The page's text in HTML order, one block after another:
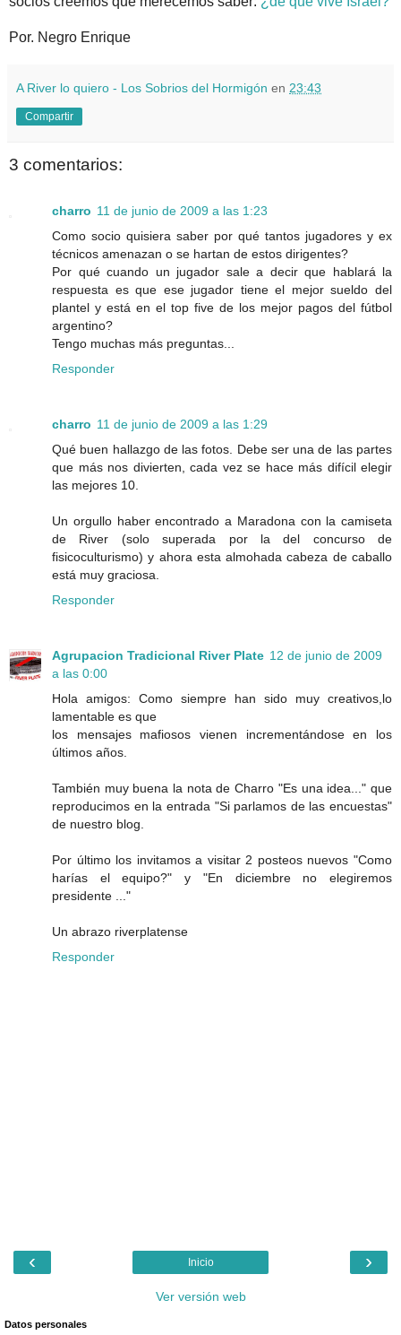
Por. Negro Enrique
A River lo quiero - Los Sobrios del Hormigón en 23:43
Compartir
3 comentarios:
charro 11 de junio de 2009 a las 1:23
Como socio quisiera saber por qué tantos jugadores y ex
técnicos amenazan o se hartan de estos dirigentes?
Por qué cuando un jugador sale a decir que hablará la
respuesta es que ese jugador tiene el mejor sueldo del
plantel y está en el top five de los mejor pagos del fútbol
argentino?
Tengo muchas más preguntas...
Responder
charro 11 de junio de 2009 a las 1:29
Qué buen hallazgo de las fotos. Debe ser una de las partes
que más nos divierten, cada vez se hace más difícil elegir
las mejores 10.
Un orgullo haber encontrado a Maradona con la camiseta
de River (solo superada por la del concurso de
fisicoculturismo) y ahora esta almohada cabeza de caballo
está muy graciosa.
Responder
Agrupacion Tradicional River Plate 12 de junio de 2009
a las 0:00
Hola amigos: Como siempre han sido muy creativos,lo
lamentable es que
los mensajes mafiosos vienen incrementándose en los
últimos años.
También muy buena la nota de Charro "Es una idea..." que
reproducimos en la entrada "Si parlamos de las encuestas"
de nuestro blog.
Por último los invitamos a visitar 2 posteos nuevos "Como
harías el equipo?" y "En diciembre no elegiremos
presidente ..."
Un abrazo riverplatense
Responder
‹ ›
Inicio
Ver versión web
Datos personales